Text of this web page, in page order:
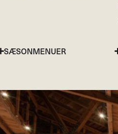
SÆSONMENUER